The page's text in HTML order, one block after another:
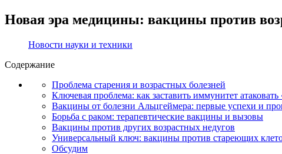
Новая эра медицины: вакцины против
Новости науки и техники
Содержание
Проблема старения и возрастных болезней
Ключевая проблема: как заставить иммунитет атаковать
Вакцины от болезни Альцгеймера: первые успехи и
Борьба с раком: терапевтические вакцины и вызовы
Вакцины против других возрастных недугов
Универсальный ключ: вакцины против стареющих
Обсудим